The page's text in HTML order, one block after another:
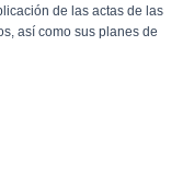
de las actas de las
así como sus planes de